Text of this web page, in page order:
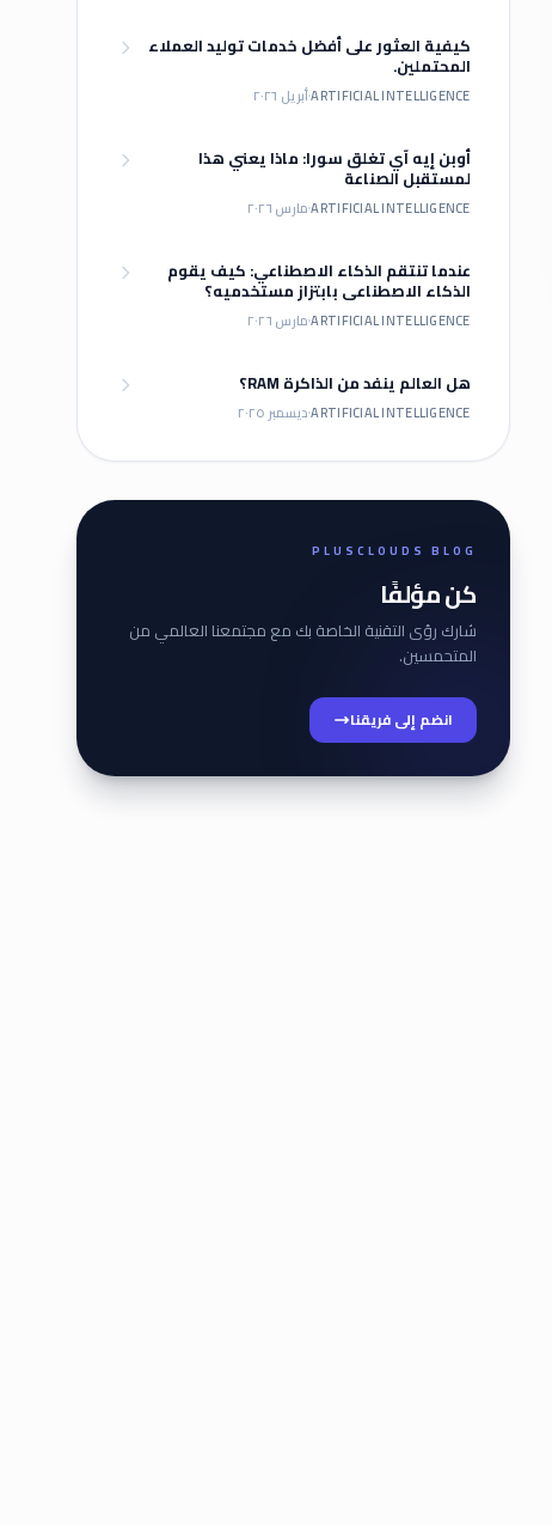
كيفية العثور على أفضل خدمات توليد العملاء
المحتملين.
ARTIFICIAL INTELLIGENCEأبريل ٢٠٢٦
أوبن إيه آي تغلق سورا: ماذا يعني هذا
لمستقبل الصناعة
ARTIFICIAL INTELLIGENCEمارس ٢٠٢٦
عندما تنتقم الذكاء الاصطناعي: كيف يقوم
الذكاء الاصطناعي بابتزاز مستخدميه؟
ARTIFICIAL INTELLIGENCEمارس ٢٠٢٦
هل العالم ينفد من الذاكرة RAM؟
ARTIFICIAL INTELLIGENCEديسمبر ٢٠٢٥
PLUSCLOUDS BLOG
كن مؤلفًا
شارك رؤى التقنية الخاصة بك مع مجتمعنا العالمي من
المتحمسين.
انضم إلى فريقنا